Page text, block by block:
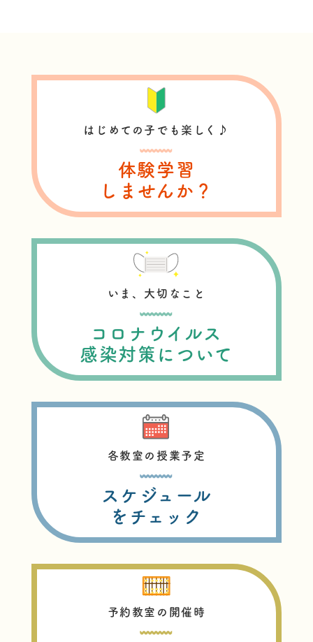
はじめての子でも楽しく♪
体験学習
しませんか？
いま、大切なこと
コロナウイルス
感染対策について
各教室の授業予定
スケジュール
をチェック
予約教室の開催時